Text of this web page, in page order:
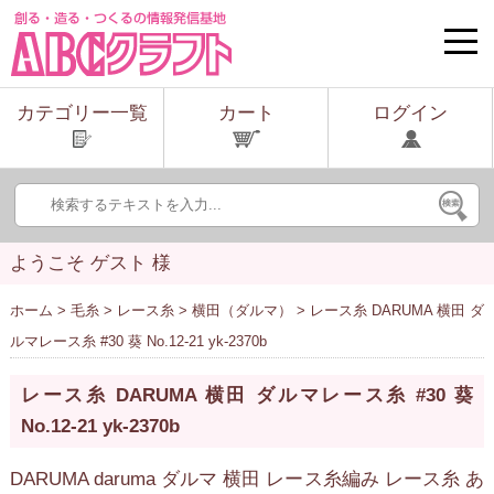
toggle
カテゴリー一覧
カート ログイン
ようこそ ゲスト 様
ホーム > 毛糸> レース糸> 横田（ダルマ）
> レース糸 DARUMA 横田 ダ
ルマレース糸 #30 葵 No.12-21 yk-2370b
レース糸 DARUMA 横田 ダルマレース糸 #30 葵
No.12-21 yk-2370b
DARUMA daruma ダルマ 横田 レース糸編み レース糸 あ